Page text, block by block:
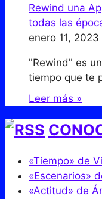
Rewind una
todas las
enero 11, 2023
"Rewind" es
tiempo que te
Leer más »
«Tiempo» de
«Escenarios»
«Actitud» de